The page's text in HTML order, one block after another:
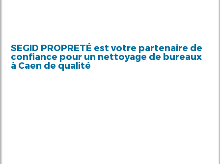
SEGID PROPRETÉ est votre partenaire de
confiance pour un nettoyage de bureaux
à Caen de qualité